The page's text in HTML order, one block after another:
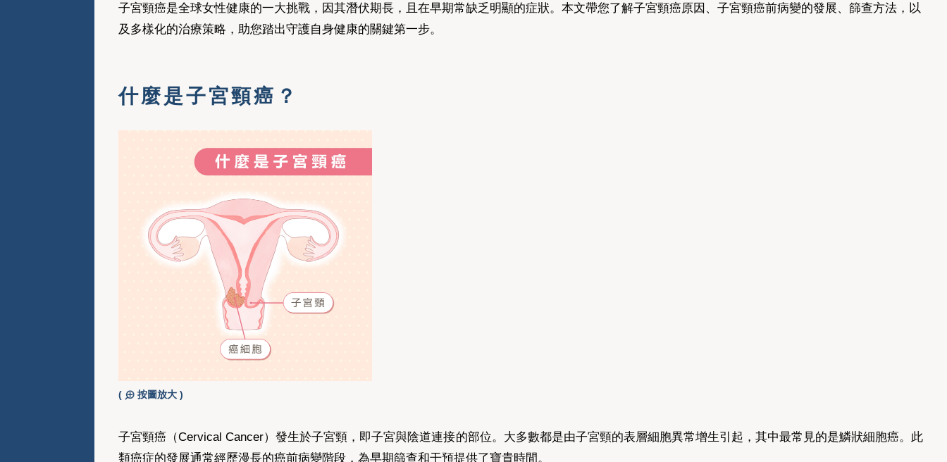
子宮頸癌是全球女性健康的一大挑戰，因其潛伏期長，且在早期常缺乏明顯的症狀。本文帶您了解子宮頸癌原因、子宮頸癌前病變的發展、篩查方法，以
及多樣化的治療策略，助您踏出守護自身健康的關鍵第一步。
什麼是子宮頸癌？
( 按圖放大 )
子宮頸癌（Cervical Cancer）發生於子宮頸，即子宮與陰道連接的部位。大多數都是由子宮頸的表層細胞異常增生引起，其中最常見的是鱗狀細胞癌。此
類癌症的發展通常經歷漫長的癌前病變階段，為早期篩查和干預提供了寶貴時間。